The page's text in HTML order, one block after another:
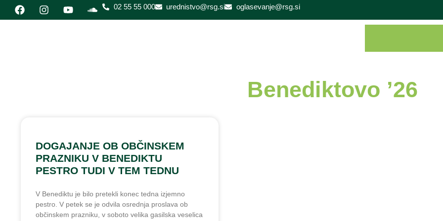
02 55 55 000 urednistvo@rsg.si oglasevanje@rsg.si
Benediktovo ’26
DOGAJANJE OB OBČINSKEM
PRAZNIKU V BENEDIKTU
PESTRO TUDI V TEM TEDNU
V Benediktu je bilo pretekli konec tedna izjemno
pestro. V petek se je odvila osrednja proslava ob
občinskem prazniku, v soboto velika gasilska veselica